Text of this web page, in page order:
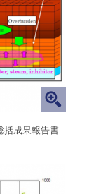
括成果報告書